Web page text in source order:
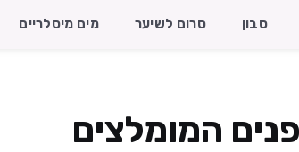
סבון סרום לשיער מים מיסלריים
5 סבוני הפנים המומלצים